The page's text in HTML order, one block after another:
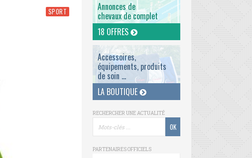
SPORT Annonces de
chevaux de complet
18 OFFRES
Accessoires,
équipements, produits
de soin ...
LA BOUTIQUE
RECHERCHER UNE ACTUALITÉ
PARTENAIRES OFFICIELS